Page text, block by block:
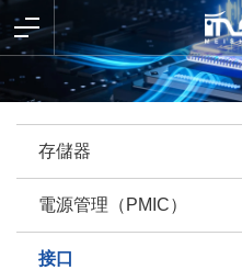
存儲器
電源管理（PMIC）
接口